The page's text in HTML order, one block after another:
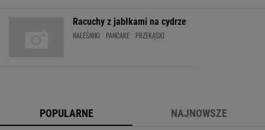
Racuchy z jabłkami na cydrze
NALEŚNIKI PANCAKE PRZEKĄSKI
POPULARNE NAJNOWSZE